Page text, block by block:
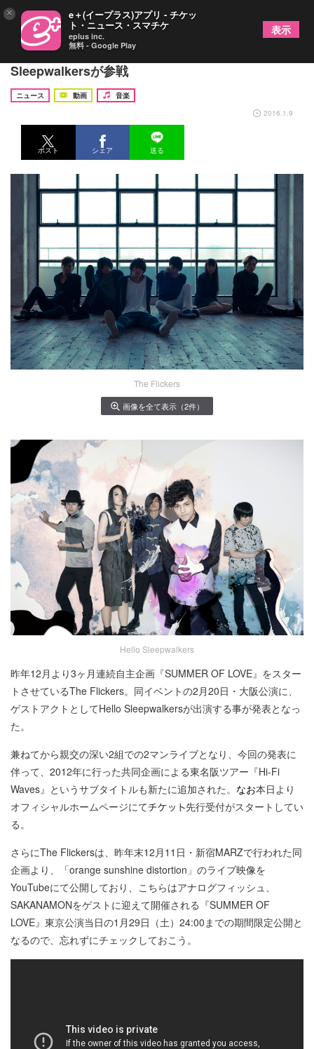
The Flickers自主企画・大阪公演にHello
Sleepwalkersが参戦
ニュース 動画
音楽
2016.1.9
ポスト シェア 送る
The Flickers
画像を全て表示（2件）
Hello Sleepwalkers
昨年12月より3ヶ月連続自主企画『SUMMER OF LOVE』をスター
トさせているThe Flickers。同イベントの2月20日・大阪公演に、
ゲストアクトとしてHello Sleepwalkersが出演する事が発表となっ
た。
兼ねてから親交の深い2組での2マンライブとなり、今回の発表に
伴って、2012年に行った共同企画による東名阪ツアー『Hi-Fi
Waves』というサブタイトルも新たに追加された。 なお本日より
オフィシャルホームページにて
先行受付がスタートしてい
る。
さらにThe Flickersは、昨年末12月11日・新宿MARZで行われた同
企画より、「orange sunshine distortion」のライブ映像を
YouTubeにて公開しており、こちらはアナログフィッシュ、
SAKANAMONをゲストに迎えて開催される『SUMMER OF
LOVE』東京公演当日の1月29日（土）24:00までの期間限定公開と
なるので、忘れずにチェックしておこう。
× e＋(イープラス)アプリ - チケッ
ト・ニュース・スマチケ
eplus inc.
無料 - Google Play
表示